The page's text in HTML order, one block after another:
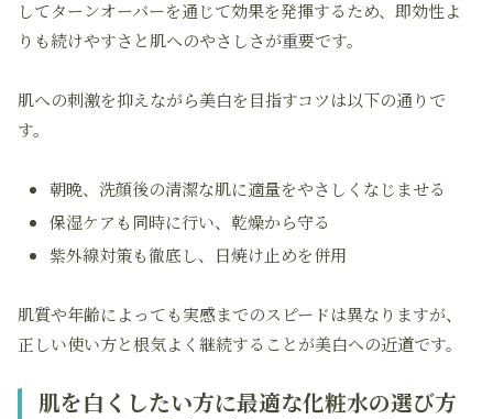
してターンオーバーを通じて効果を発揮するため、即効性よ
りも続けやすさと肌へのやさしさが重要です。
肌への刺激を抑えながら美白を目指すコツは以下の通りで
す。
朝晩、洗顔後の清潔な肌に適量をやさしくなじませる
保湿ケアも同時に行い、乾燥から守る
紫外線対策も徹底し、日焼け止めを併用
肌質や年齢によっても実感までのスピードは異なりますが、
正しい使い方と根気よく継続することが美白への近道です。
肌を白くしたい方に最適な化粧水の選び方